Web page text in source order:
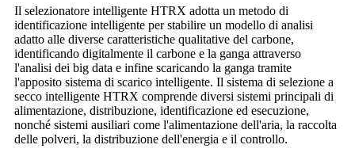
Il selezionatore intelligente HTRX adotta un metodo di
identificazione intelligente per stabilire un modello di analisi
adatto alle diverse caratteristiche qualitative del carbone,
identificando digitalmente il carbone e la ganga attraverso
l'analisi dei big data e infine scaricando la ganga tramite
l'apposito sistema di scarico intelligente. Il sistema di selezione a
secco intelligente HTRX comprende diversi sistemi principali di
alimentazione, distribuzione, identificazione ed esecuzione,
nonché sistemi ausiliari come l'alimentazione dell'aria, la raccolta
delle polveri, la distribuzione dell'energia e il controllo.